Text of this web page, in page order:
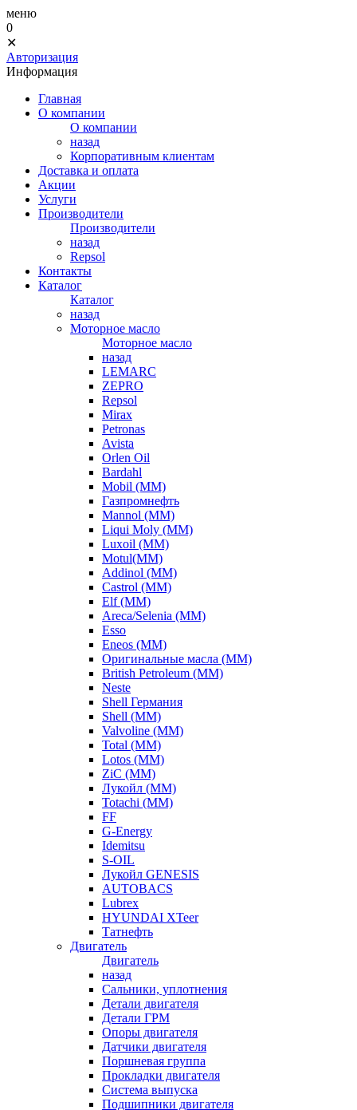
меню
0
✕
Авторизация
Информация
Главная
О компании
О компании
назад
Корпоративным клиентам
Доставка и оплата
Акции
Услуги
Производители
Производители
назад
Repsol
Контакты
Каталог
Каталог
назад
Моторное масло
Моторное масло
назад
LEMARC
ZEPRO
Repsol
Mirax
Petronas
Avista
Orlen Oil
Bardahl
Mobil (ММ)
Газпромнефть
Mannol (ММ)
Liqui Moly (ММ)
Luxoil (ММ)
Motul(ММ)
Addinol (ММ)
Castrol (ММ)
Elf (ММ)
Areca/Selenia (ММ)
Esso
Eneos (ММ)
Оригинальные масла (ММ)
British Petroleum (ММ)
Neste
Shell Германия
Shell (ММ)
Valvoline (ММ)
Total (ММ)
Lotos (ММ)
ZiC (ММ)
Лукойл (ММ)
Totachi (MM)
FF
G-Energy
Idemitsu
S-OIL
Лукойл GENESIS
AUTOBACS
Lubrex
HYUNDAI XTeer
Татнефть
Двигатель
Двигатель
назад
Сальники, уплотнения
Детали двигателя
Детали ГРМ
Опоры двигателя
Датчики двигателя
Поршневая группа
Прокладки двигателя
Система выпуска
Подшипники двигателя